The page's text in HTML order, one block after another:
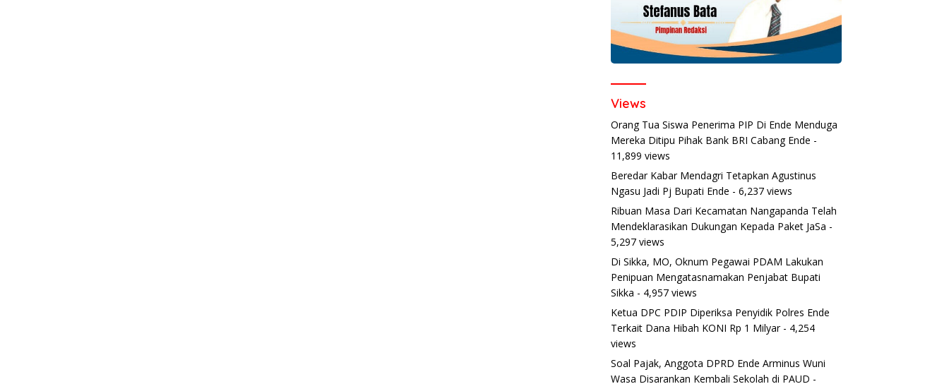
Views
Orang Tua Siswa Penerima PIP Di Ende Menduga
Mereka Ditipu Pihak Bank BRI Cabang Ende -
11,899 views
Beredar Kabar Mendagri Tetapkan Agustinus
Ngasu Jadi Pj Bupati Ende - 6,237 views
Ribuan Masa Dari Kecamatan Nangapanda Telah
Mendeklarasikan Dukungan Kepada Paket JaSa -
5,297 views
Di Sikka, MO, Oknum Pegawai PDAM Lakukan
Penipuan Mengatasnamakan Penjabat Bupati
Sikka - 4,957 views
Ketua DPC PDIP Diperiksa Penyidik Polres Ende
Terkait Dana Hibah KONI Rp 1 Milyar- 4,254
views
Soal Pajak, Anggota DPRD Ende Arminus Wuni
Wasa Disarankan Kembali Sekolah di PAUD -